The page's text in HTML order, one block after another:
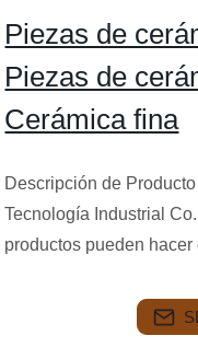
Piezas de
Piezas de
Cerámica fina
Descripción de
Tecnología Industrial
productos pueden hacer